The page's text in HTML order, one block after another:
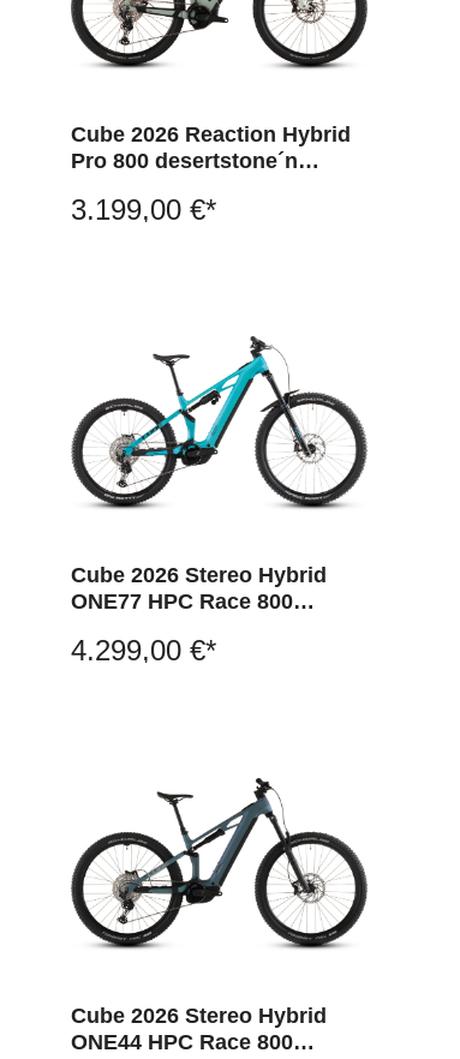
Cube 2026 Reaction Hybrid
Pro 800 desertstone´n
3.199,00 €*
Cube 2026 Stereo Hybrid
ONE77 HPC Race 800
4.299,00 €*
Cube 2026 Stereo Hybrid
ONE44 HPC Race 800